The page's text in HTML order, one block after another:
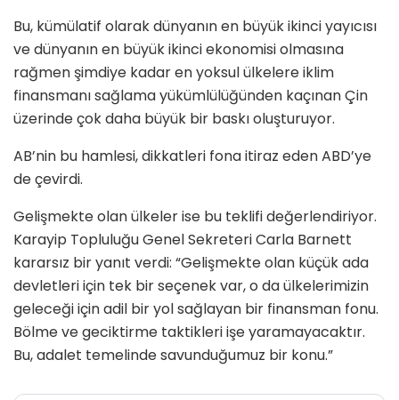
Bu, kümülatif olarak dünyanın en büyük ikinci yayıcısı
ve dünyanın en büyük ikinci ekonomisi olmasına
rağmen şimdiye kadar en yoksul ülkelere iklim
finansmanı sağlama yükümlülüğünden kaçınan Çin
üzerinde çok daha büyük bir baskı oluşturuyor.
AB’nin bu hamlesi, dikkatleri fona itiraz eden ABD’ye
de çevirdi.
Gelişmekte olan ülkeler ise bu teklifi değerlendiriyor.
Karayip Topluluğu Genel Sekreteri Carla Barnett
kararsız bir yanıt verdi: “Gelişmekte olan küçük ada
devletleri için tek bir seçenek var, o da ülkelerimizin
geleceği için adil bir yol sağlayan bir finansman fonu.
Bölme ve geciktirme taktikleri işe yaramayacaktır.
Bu, adalet temelinde savunduğumuz bir konu.”